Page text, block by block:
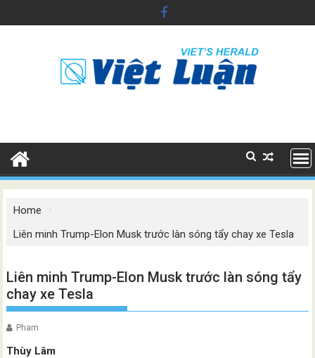
to
Home
Liên minh Trump-Elon Musk trước làn sóng tẩy chay xe Tesla
Liên minh Trump-Elon Musk trước làn sóng tẩy
chay xe Tesla
Pham
Thùy Lâm